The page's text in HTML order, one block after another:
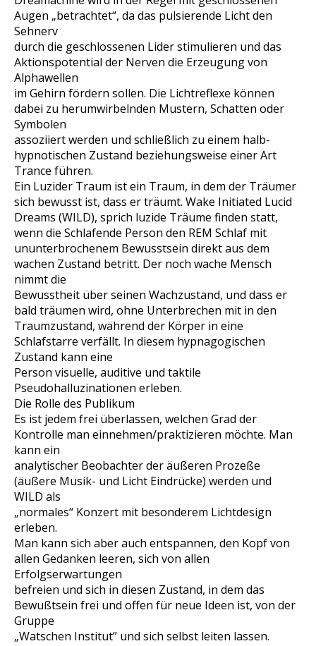
Augen „betrachtet“, da das pulsierende Licht den
Sehnerv
durch die geschlossenen Lider stimulieren und das
Aktionspotential der Nerven die Erzeugung von
Alphawellen
im Gehirn fördern sollen. Die Lichtreflexe können
dabei zu herumwirbelnden Mustern, Schatten oder
Symbolen
assoziiert werden und schließlich zu einem halb-
hypnotischen Zustand beziehungsweise einer Art
Trance führen.
Ein Luzider Traum ist ein Traum, in dem der Träumer
sich bewusst ist, dass er träumt. Wake Initiated Lucid
Dreams (WILD), sprich luzide Träume finden statt,
wenn die Schlafende Person den REM Schlaf mit
ununterbrochenem Bewusstsein direkt aus dem
wachen Zustand betritt. Der noch wache Mensch
nimmt die
Bewusstheit über seinen Wachzustand, und dass er
bald träumen wird, ohne Unterbrechen mit in den
Traumzustand, während der Körper in eine
Schlafstarre verfällt. In diesem hypnagogischen
Zustand kann eine
Person visuelle, auditive und taktile
Pseudohalluzinationen erleben.
Die Rolle des Publikum
Es ist jedem frei überlassen, welchen Grad der
Kontrolle man einnehmen/praktizieren möchte. Man
kann ein
analytischer Beobachter der äußeren Prozeße
(äußere Musik- und Licht Eindrücke) werden und
WILD als
„normales“ Konzert mit besonderem Lichtdesign
erleben.
Man kann sich aber auch entspannen, den Kopf von
allen Gedanken leeren, sich von allen
Erfolgserwartungen
befreien und sich in diesen Zustand, in dem das
Bewußtsein frei und offen für neue Ideen ist, von der
Gruppe
„Watschen Institut” und sich selbst leiten lassen.